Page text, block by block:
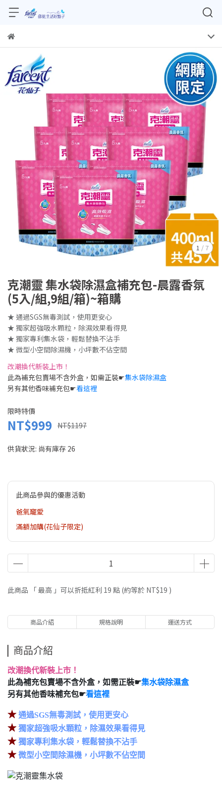
1 / 7
克潮靈 集水袋除濕盒補充包-晨露香氛
(5入/組,9組/箱)~箱購
★ 通過SGS無毒測試，使用更安心
★ 獨家超強吸水顆粒，除濕效果看得見
★ 獨家專利集水袋，輕鬆替換不沾手
★ 微型小空間除濕機，小坪數不佔空間
改潮換代新裝上市！
此為補充包賣場不含外盒，如需正裝☛集水袋除濕盒
另有其他香味補充包☛看這裡
限時特價
NT$999 NT$1197
供貨狀況: 尚有庫存 26
此商品參與的優惠活動
爸氣竉愛
滿額加購(花仙子限定)
此商品 「 最高 」可以折抵紅利 19 點 (約等於 NT$19 )
商品介紹 規格說明 運送方式
商品介紹
改潮換代新裝上市！
此為補充包賣場不含外盒，如需正裝☛集水袋除濕盒
另有其他香味補充包☛看這裡
★ 通過SGS無毒測試，使用更安心
★ 獨家超強吸水顆粒，除濕效果看得見
★ 獨家專利集水袋，輕鬆替換不沾手
★ 微型小空間除濕機，小坪數不佔空間